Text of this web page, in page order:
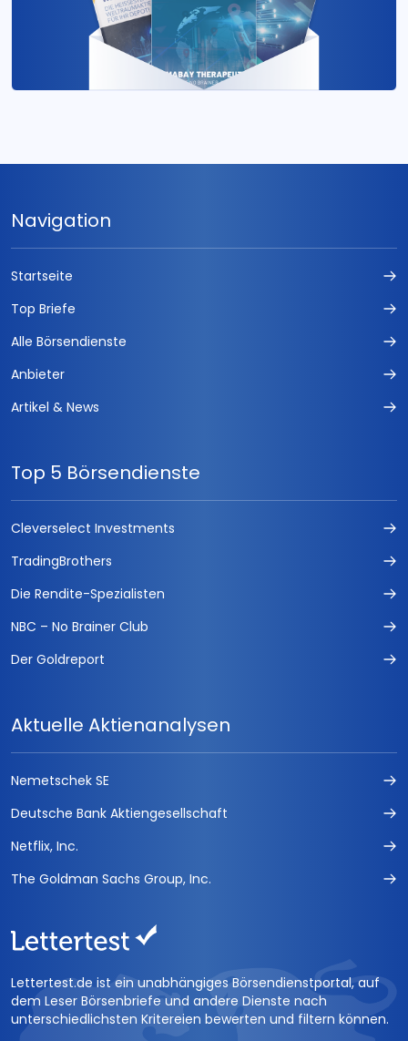
Navigation
Startseite
Top Briefe
Alle Börsendienste
Anbieter
Artikel & News
Top 5 Börsendienste
Cleverselect Investments
TradingBrothers
Die Rendite-Spezialisten
NBC – No Brainer Club
Der Goldreport
Aktuelle Aktienanalysen
Nemetschek SE
Deutsche Bank Aktiengesellschaft
Netflix, Inc.
The Goldman Sachs Group, Inc.
Lettertest.de ist ein unabhängiges Börsendienstportal, auf
dem Leser Börsenbriefe und andere Dienste nach
unterschiedlichsten Kritereien bewerten und filtern können.